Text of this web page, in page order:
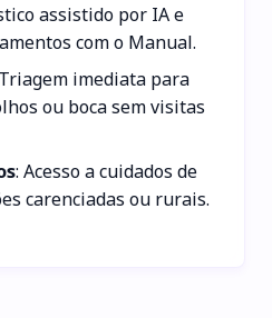
assistido por IA e
com o Manual.
imediata para
ou boca sem visitas
: Acesso a cuidados de
carenciadas ou rurais.